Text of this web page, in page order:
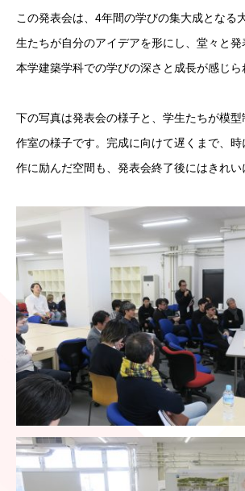
この発表会は、4年間の学びの集大成となる
生たちが自分のアイデアを形にし、堂々と発
本学建築学科での学びの深さと成長が感じら
下の写真は発表会の様子と、学生たちが模
作室の様子です。完成に向けて遅くまで、時
作に励んだ空間も、発表会終了後にはきれい